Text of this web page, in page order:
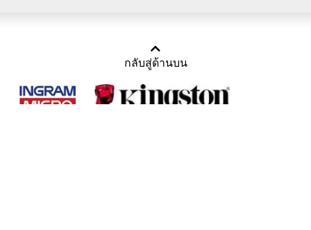
กลับสู่ด้านบน